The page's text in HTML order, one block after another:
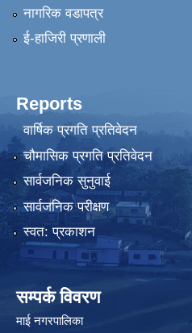
नागरिक वडापत्र
ई-हाजिरी प्रणाली
Reports
वार्षिक प्रगति प्रतिवेदन
चौमासिक प्रगति प्रतिवेदन
सार्वजनिक सुनुवाई
सार्वजनिक परीक्षण
स्वत: प्रकाशन
सम्पर्क विवरण
माई नगरपालिका